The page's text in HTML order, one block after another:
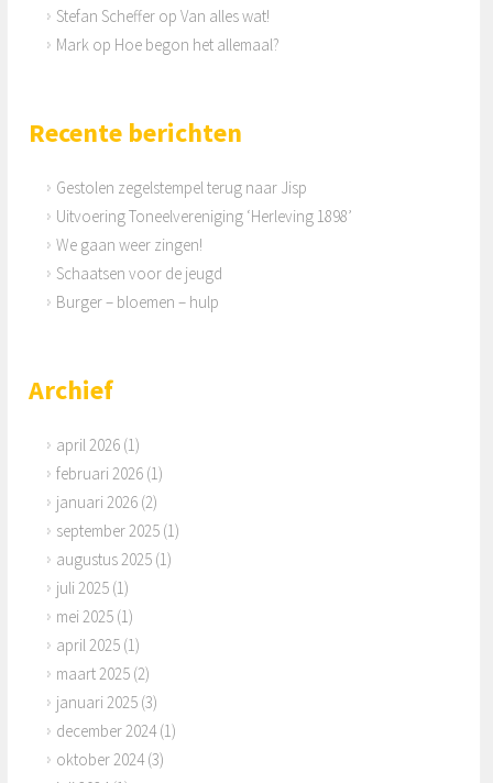
Stefan Scheffer opVan alles wat!
Mark op Hoe begon het allemaal?
Recente berichten
Gestolen zegelstempel terug naar Jisp
Uitvoering Toneelvereniging ‘Herleving 1898’
We gaan weer zingen!
Schaatsen voor de jeugd
Burger – bloemen – hulp
Archief
april 2026 (1)
februari 2026 (1)
januari 2026 (2)
september 2025 (1)
augustus 2025 (1)
juli 2025 (1)
mei 2025 (1)
april 2025 (1)
maart 2025 (2)
januari 2025 (3)
december 2024(1)
oktober 2024(3)